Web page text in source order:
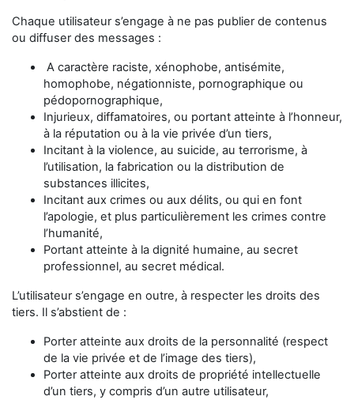
Chaque utilisateur s’engage à ne pas publier de contenus
ou diffuser des messages :
A caractère raciste, xénophobe, antisémite,
homophobe, négationniste, pornographique ou
pédopornographique,
Injurieux, diffamatoires, ou portant atteinte à l’honneur,
à la réputation ou à la vie privée d’un tiers,
Incitant à la violence, au suicide, au terrorisme, à
l’utilisation, la fabrication ou la distribution de
substances illicites,
Incitant aux crimes ou aux délits, ou qui en font
l’apologie, et plus particulièrement les crimes contre
l’humanité,
Portant atteinte à la dignité humaine, au secret
professionnel, au secret médical.
L’utilisateur s’engage en outre, à respecter les droits des
tiers. Il s’abstient de :
Porter atteinte aux droits de la personnalité (respect
de la vie privée et de l’image des tiers),
Porter atteinte aux droits de propriété intellectuelle
d’un tiers, y compris d’un autre utilisateur,